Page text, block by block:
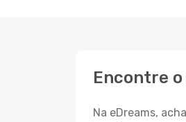
Encontre
Na eDreams,